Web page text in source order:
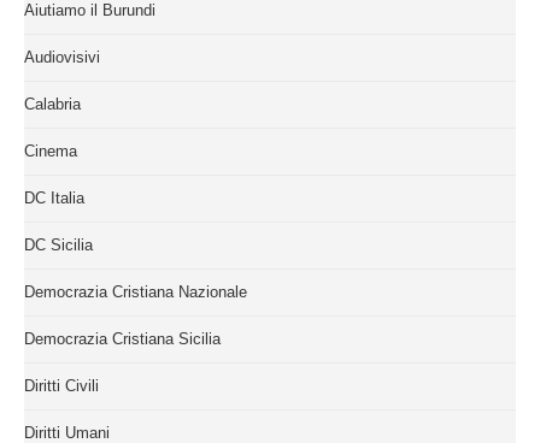
Aiutiamo il Burundi
Audiovisivi
Calabria
Cinema
DC Italia
DC Sicilia
Democrazia Cristiana Nazionale
Democrazia Cristiana Sicilia
Diritti Civili
Diritti Umani